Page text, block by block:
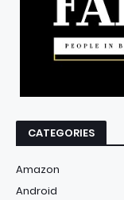
CATEGORIES
Amazon
Android